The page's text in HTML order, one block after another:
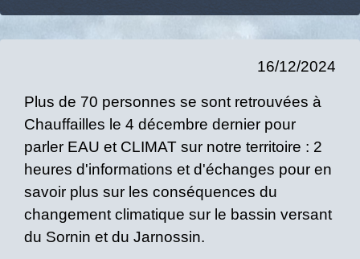
16/12/2024
Plus de 70 personnes se sont retrouvées à
Chauffailles le 4 décembre dernier pour
parler EAU et CLIMAT sur notre territoire : 2
heures d'informations et d'échanges pour en
savoir plus sur les conséquences du
changement climatique sur le bassin versant
du Sornin et du Jarnossin.